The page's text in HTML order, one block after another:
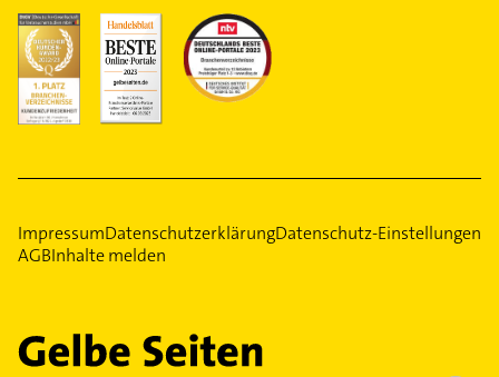
ImpressumDatenschutzerklärungDatenschutz-Einstellungen
AGBInhalte melden